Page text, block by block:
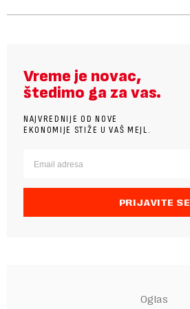
Vreme je novac,
štedimo ga za vas.
NAJVREDNIJE OD NOVE
EKONOMIJE STIŽE U VAŠ MEJL.
PRIJAVITE SE